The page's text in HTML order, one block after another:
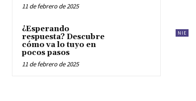
11 de febrero de 2025
¿Esperando
respuesta? Descubre
cómo va lo tuyo en
pocos pasos
11 de febrero de 2025
NIE